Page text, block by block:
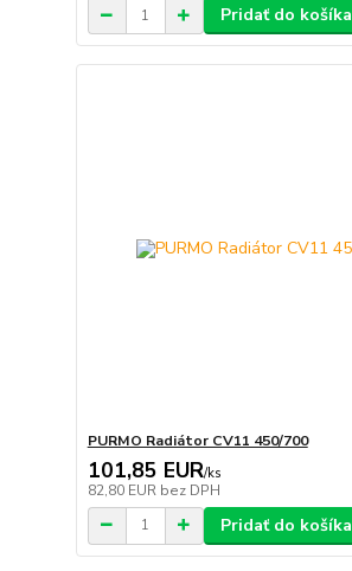
Pridať do košíka
PURMO Radiátor CV11 450/700
101,85 EUR/ks
82,80 EUR bez DPH
Pridať do košíka